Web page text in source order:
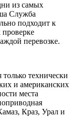
из самых
Служба
подходит к
перевозке.
только технически
и американских
места
Краз, Урал и